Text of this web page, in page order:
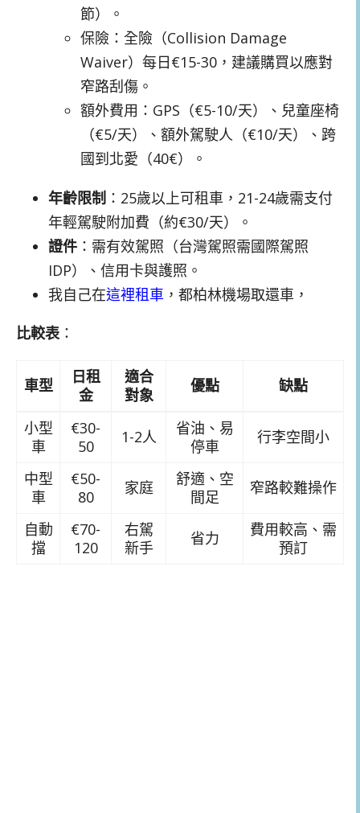
節）。
保險：全險（Collision Damage
Waiver）每日€15-30，建議購買以應對
窄路刮傷。
額外費用：GPS（€5-10/天）、兒童座椅
（€5/天）、額外駕駛人（€10/天）、跨
國到北愛（40€）。
年齡限制 ：25歲以上可租車，21-24歲需支付
年輕駕駛附加費（約€30/天）。
證件 ：需有效駕照（台灣駕照需國際駕照
IDP）、信用卡與護照。
我自己在這裡租車 ，都柏林機場取還車，
比較表：
車型
日租
金
適合
對象
優點 缺點
小型
車
€30-
50
1-2人
省油、易
停車
行李空間小
中型
車
€50-
80
家庭
舒適、空
間足
窄路較難操作
自動
擋
€70-
120
右駕
新手
省力
費用較高、需
預訂